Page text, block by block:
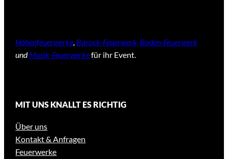
Höhenfeuerwerke Barock-Feuerwerk, Boden-Feuerwerk
undMusik-Feuerwerkefür ihr Event.
MIT UNS KNALLT ES RICHTIG
Über uns
Kontakt & Anfragen
Feuerwerke